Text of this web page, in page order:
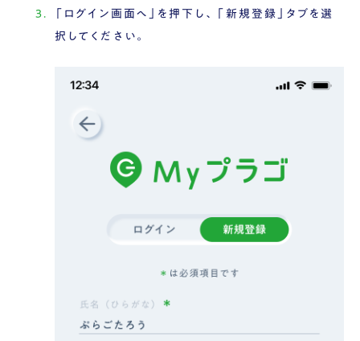
「ログイン画面へ」を押下し、「新規登録」タブを選
択してください。